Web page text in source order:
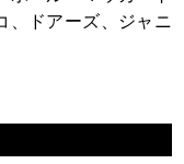
、ドアーズ、ジャニ